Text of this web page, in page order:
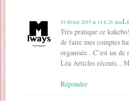
24 février 2015 at 14 h 26 min
Très pratique ce
de faire mes comptes
organisée.. C’est un
Léa Articles récents…
Répondre